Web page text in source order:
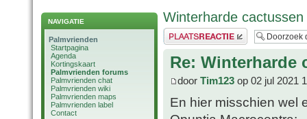
NAVIGATIE
Palmvrienden
Startpagina
Agenda
Kortingskaart
Palmvrienden forums
Palmvrienden chat
Palmvrienden wiki
Palmvrienden maps
Palmvrienden label
Contact
Winterharde cactussen
Plaats een reactie
Re: Winterharde
door Tim123 op 02 jul 2021
En hier misschien wel